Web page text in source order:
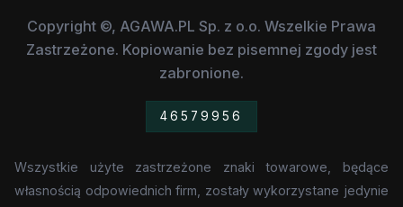
Copyright ©, AGAWA.PL Sp. z o.o. Wszelkie Prawa
Zastrzeżone. Kopiowanie bez pisemnej zgody jest
zabronione.
46579956
Wszystkie użyte zastrzeżone znaki towarowe, będące
własnością odpowiednich firm, zostały wykorzystane jedynie